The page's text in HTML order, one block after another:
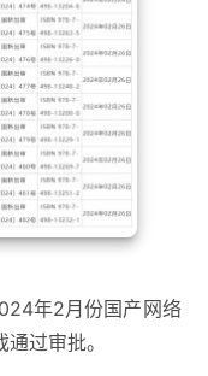
年2月份国产网络
过审批。